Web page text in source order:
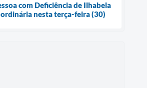
com Deficiência de Ilhabela
nesta terça-feira (30)